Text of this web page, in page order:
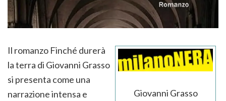
Giovanni Grasso
Il romanzo Finché durerà
la terra di Giovanni Grasso
si presenta come una
narrazione intensa e